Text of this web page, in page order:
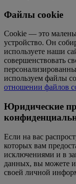
Файлы cookie
Cookie — это
устройство. Он
используете наши
совершенствовать
используем файлы
отношении файлов
Юридические
Если на вас
которых вам
исключениями и в
данных, вы можете
своей личной